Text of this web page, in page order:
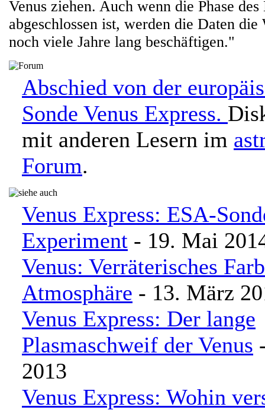
Venus ziehen. Auch wenn die Phase
abgeschlossen ist, werden die Daten die
noch viele Jahre lang beschäftigen."
Abschied von der
Sonde Venus Express.
mit anderen Lesern im
Forum.
Venus Express: ESA-
Experiment - 19. Mai
Venus: Verräterisches
Atmosphäre - 13. März
Venus Express: Der lange
Plasmaschweif der Venus
2013
Venus Express: Wohin